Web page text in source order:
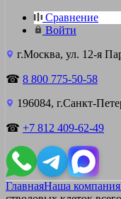
Сравнение
Войти
г.Москва, ул. 12-я
☎ 8 800 775-50-58
196084, г.Санкт-
☎ +7 812 409-62-49
ГлавнаяНаша компания